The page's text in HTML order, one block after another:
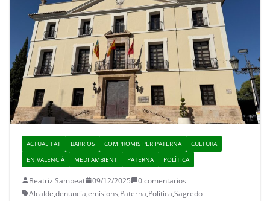
ACTUALITAT BARRIOS COMPROMIS PER PATERNA
CULTURA
EN VALENCIÀ
MEDI AMBIENT PATERNA POLÍTICA
Beatriz Sambeat 09/12/2025
0 comentarios
Alcalde,denuncia,emisions,Paterna,Política,Sagredo